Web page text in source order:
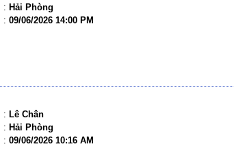
: Hải Phòng
: 09/06/2026 14:00 PM
: Lê Chân
: Hải Phòng
: 09/06/2026 10:16 AM